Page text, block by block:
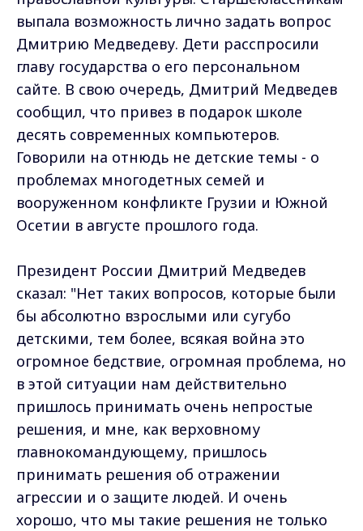
выпала возможность лично задать вопрос
Дмитрию Медведеву. Дети расспросили
главу государства о его персональном
сайте. В свою очередь, Дмитрий Медведев
сообщил, что привез в подарок школе
десять современных компьютеров.
Говорили на отнюдь не детские темы - о
проблемах многодетных семей и
вооруженном конфликте Грузии и Южной
Осетии в августе прошлого года.
Президент России Дмитрий Медведев
сказал: "Нет таких вопросов, которые были
бы абсолютно взрослыми или сугубо
детскими, тем более, всякая война это
огромное бедствие, огромная проблема, но
в этой ситуации нам действительно
пришлось принимать очень непростые
решения, и мне, как верховному
главнокомандующему, пришлось
принимать решения об отражении
агрессии и о защите людей. И очень
хорошо, что мы такие решения не только